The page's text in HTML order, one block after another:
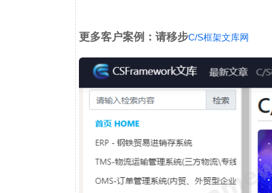
更多客户案例：请移步C/S框架文库网